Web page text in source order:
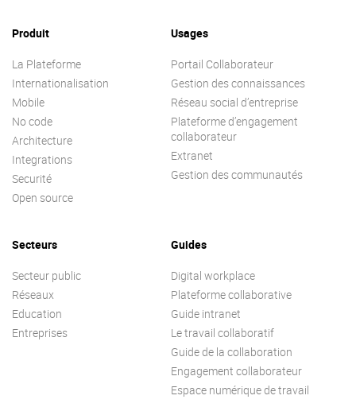
Produit
La Plateforme
Internationalisation
Mobile
No code
Architecture
Integrations
Securité
Open source
Usages
Portail Collaborateur
Gestion des connaissances
Réseau social d’entreprise
Plateforme d’engagement
collaborateur
Extranet
Gestion des communautés
Secteurs
Secteur public
Réseaux
Education
Entreprises
Guides
Digital workplace
Plateforme collaborative
Guide intranet
Le travail collaboratif
Guide de la collaboration
Engagement collaborateur
Espace numérique de travail